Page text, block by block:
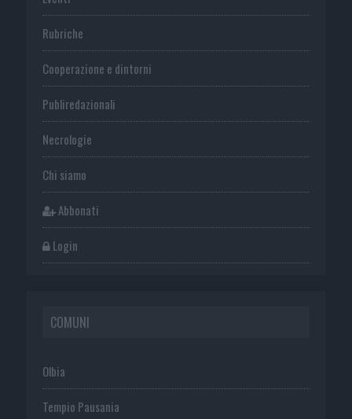
Rubriche
Cooperazione e dintorni
Publiredazionali
Necrologie
Chi siamo
Abbonati
Login
COMUNI
Olbia
Tempio Pausania